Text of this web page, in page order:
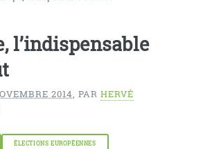
l’indispensable
2014, PAR HERVÉ
ÉLECTIONS EUROPÉENNES